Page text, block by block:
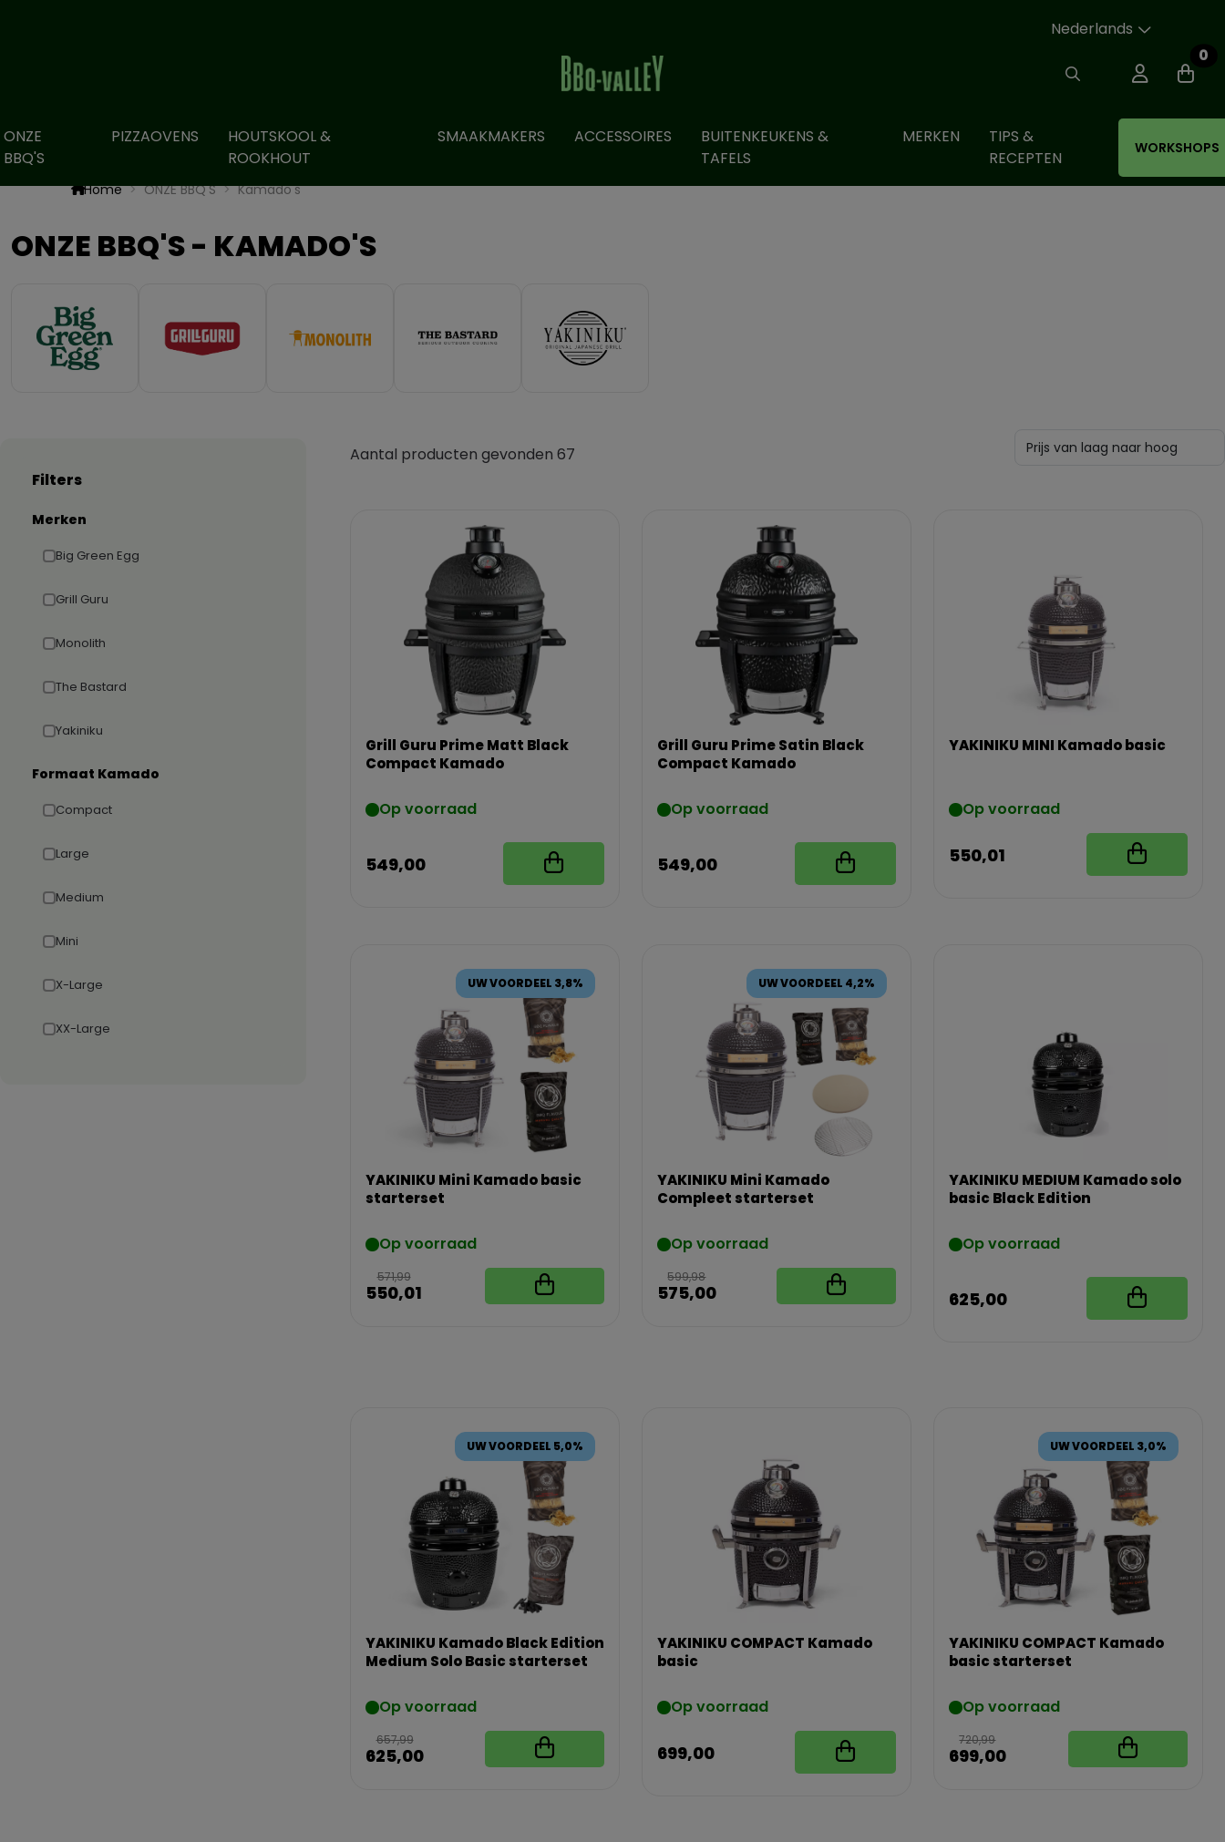
Nederlands
0
ONZE
BBQ'S
PIZZAOVENS
HOUTSKOOL &
ROOKHOUT
SMAAKMAKERS ACCESSOIRES
BUITENKEUKENS &
TAFELS
MERKEN
TIPS &
RECEPTEN
WORKSHOPS
Home ONZE BBQ'S Kamado's
ONZE BBQ'S - KAMADO'S
Filters
Merken
Big Green Egg
Grill Guru
Monolith
The Bastard
Yakiniku
Formaat Kamado
Compact
Large
Medium
Mini
X-Large
XX-Large
Aantal producten gevonden 67
Grill Guru Prime Matt Black
Compact Kamado
Op voorraad
549,00
Grill Guru Prime Satin Black
Compact Kamado
Op voorraad
549,00
YAKINIKU MINI Kamado basic
Op voorraad
550,01
UW VOORDEEL 3,8%
YAKINIKU Mini Kamado basic
starterset
Op voorraad
571,99
550,01
UW VOORDEEL 4,2%
YAKINIKU Mini Kamado
Compleet starterset
Op voorraad
599,98
575,00
YAKINIKU MEDIUM Kamado solo
basic Black Edition
Op voorraad
625,00
UW VOORDEEL 5,0%
YAKINIKU Kamado Black Edition
Medium Solo Basic starterset
Op voorraad
657,99
625,00
YAKINIKU COMPACT Kamado
basic
Op voorraad
699,00
UW VOORDEEL 3,0%
YAKINIKU COMPACT Kamado
basic starterset
Op voorraad
720,99
699,00